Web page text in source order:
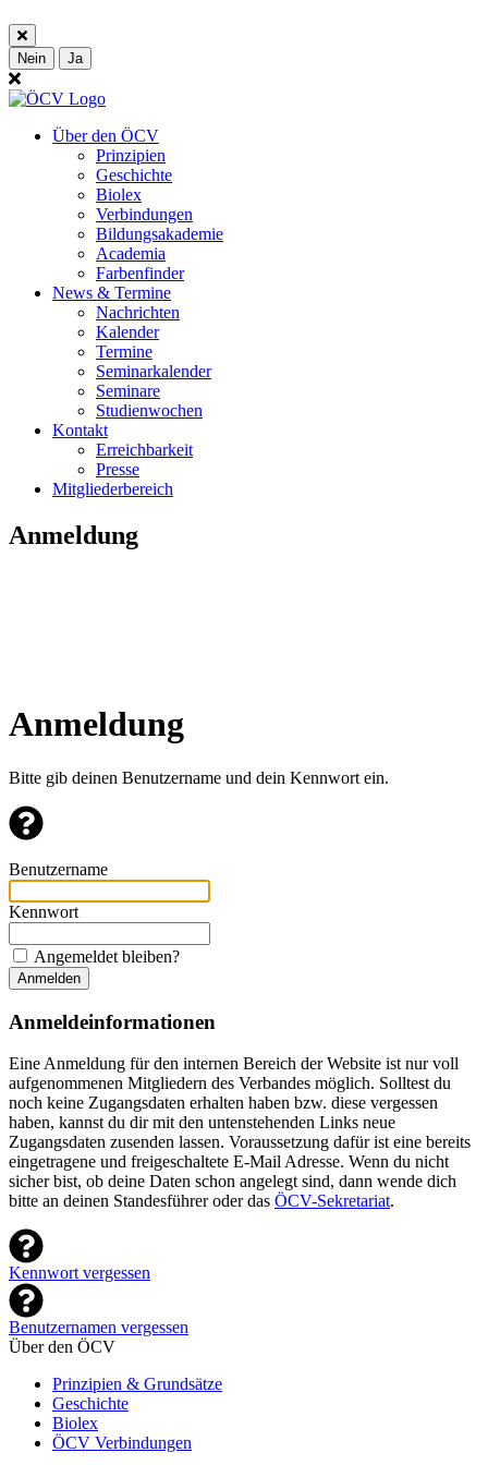
Nein Ja
Über den ÖCV
Prinzipien
Geschichte
Biolex
Verbindungen
Bildungsakademie
Academia
Farbenfinder
News & Termine
Nachrichten
Kalender
Termine
Seminarkalender
Seminare
Studienwochen
Kontakt
Erreichbarkeit
Presse
Mitgliederbereich
Anmeldung
Anmeldung
Bitte gib deinen Benutzername und dein Kennwort ein.
Benutzername
Kennwort
Angemeldet bleiben?
Anmelden
Anmeldeinformationen
Eine Anmeldung für den internen Bereich der Website ist nur voll
aufgenommenen Mitgliedern des Verbandes möglich. Solltest du
noch keine Zugangsdaten erhalten haben bzw. diese vergessen
haben, kannst du dir mit den untenstehenden Links neue
Zugangsdaten zusenden lassen. Voraussetzung dafür ist eine bereits
eingetragene und freigeschaltete E-Mail Adresse. Wenn du nicht
sicher bist, ob deine Daten schon angelegt sind, dann wende dich
bitte an deinen Standesführer oder das ÖCV-Sekretariat.
Kennwort vergessen
Benutzernamen vergessen
Über den ÖCV
Prinzipien & Grundsätze
Geschichte
Biolex
ÖCV Verbindungen